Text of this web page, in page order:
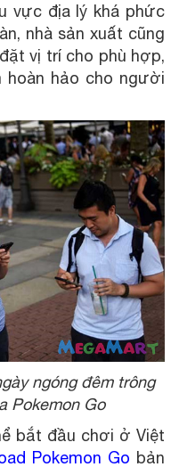
vực địa lý khá phức
nhà sản xuất cũng
vị trí cho phù hợp,
hoàn hảo cho người
ngóng đêm trông
Pokemon Go
bắt đầu chơi ở Việt
Pokemon Go bản